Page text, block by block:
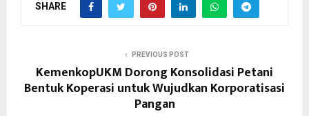
SHARE
PREVIOUS POST
KemenkopUKM Dorong Konsolidasi Petani
Bentuk Koperasi untuk Wujudkan Korporatisasi
Pangan